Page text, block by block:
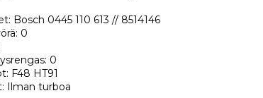
Bosch 0445 110 613 // 8514146
0
0
F48 HT91
Ilman turboa